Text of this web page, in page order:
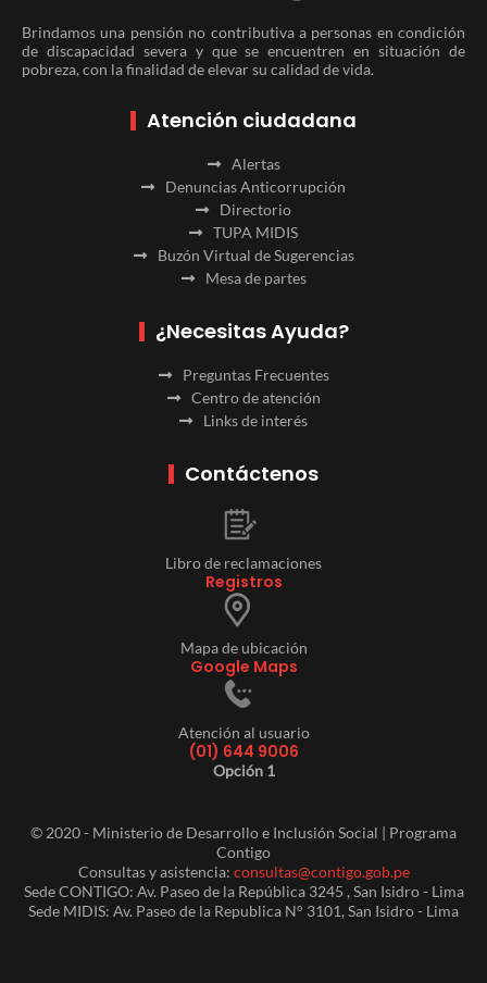
Brindamos una pensión no contributiva a personas en condición
de discapacidad severa y que se encuentren en situación de
pobreza, con la finalidad de elevar su calidad de vida.
Atención ciudadana
Alertas
Denuncias Anticorrupción
Directorio
TUPA MIDIS
Buzón Virtual de Sugerencias
Mesa de partes
¿Necesitas Ayuda?
Preguntas Frecuentes
Centro de atención
Links de interés
Contáctenos
Libro de reclamaciones
Registros
Mapa de ubicación
Google Maps
Atención al usuario
(01) 644 9006
Opción 1
© 2020 - Ministerio de Desarrollo e Inclusión Social | Programa
Contigo
Consultas y asistencia: consultas@contigo.gob.pe
Sede CONTIGO: Av. Paseo de la República 3245 , San Isidro - Lima
Sede MIDIS: Av. Paseo de la Republica N° 3101, San Isidro - Lima